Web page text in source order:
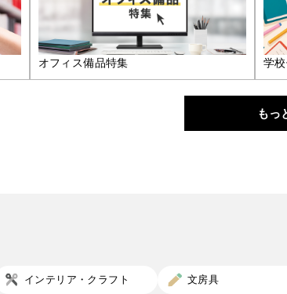
オフィス備品特集 学
もっ
インテリア・クラフト 文房具